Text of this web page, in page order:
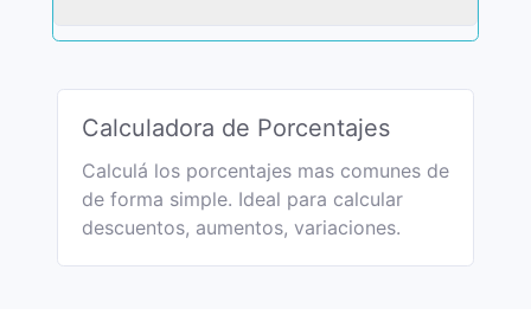
Calculadora de Porcentajes
Calculá los porcentajes mas comunes de
de forma simple. Ideal para calcular
descuentos, aumentos, variaciones.